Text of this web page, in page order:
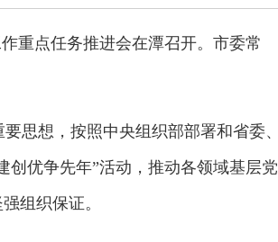
重点任务推进会在潭召开。市委常
思想，按照中央组织部部署和省委、
创优争先年”活动，推动各领域基层党
组织保证。